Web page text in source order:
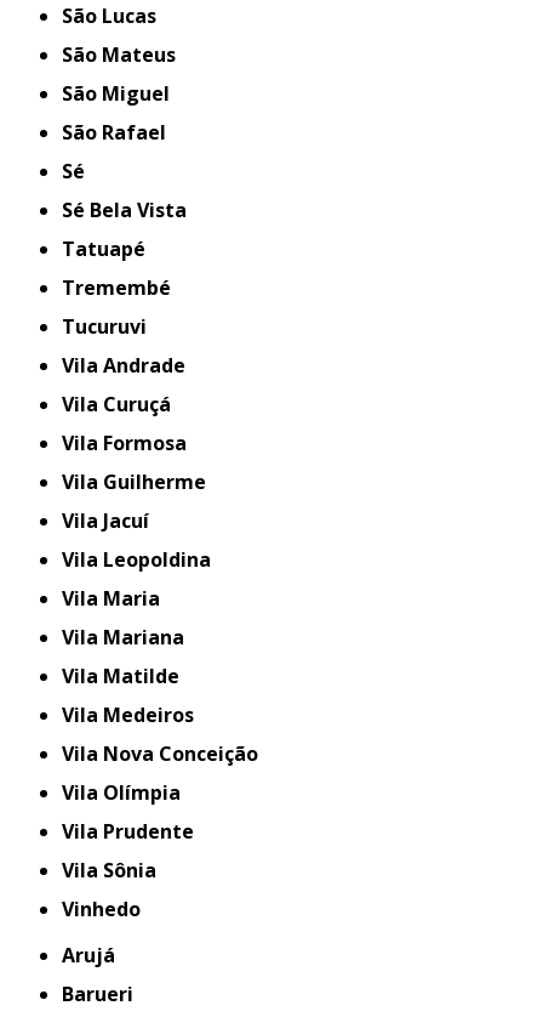
São Lucas
São Mateus
São Miguel
São Rafael
Sé
Sé Bela Vista
Tatuapé
Tremembé
Tucuruvi
Vila Andrade
Vila Curuçá
Vila Formosa
Vila Guilherme
Vila Jacuí
Vila Leopoldina
Vila Maria
Vila Mariana
Vila Matilde
Vila Medeiros
Vila Nova Conceição
Vila Olímpia
Vila Prudente
Vila Sônia
Vinhedo
Arujá
Barueri